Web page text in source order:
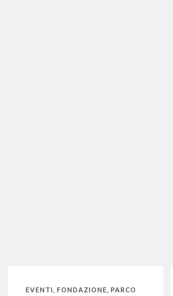
EVENTI FONDAZIONE PARCO